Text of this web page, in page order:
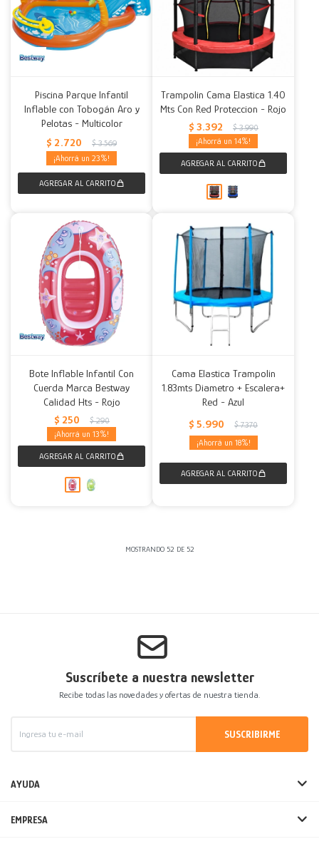
Piscina Parque Infantil
Inflable con Tobogán Aro y
Pelotas - Multicolor
$ 2.720 $ 3.569
23
Trampolin Cama Elastica 1.40
Mts Con Red Proteccion - Rojo
$ 3.392 $ 3.990
14
Bote Inflable Infantil Con
Cuerda Marca Bestway
Calidad Hts - Rojo
$ 250 $ 290
13
Cama Elastica Trampolin
1.83mts Diametro + Escalera+
Red - Azul
$ 5.990 $ 7.370
18
MOSTRANDO 52 DE 52
Suscríbete a nuestra newsletter
Recibe todas las novedades y ofertas de nuestra tienda.
SUSCRIBIRME
AYUDA
EMPRESA